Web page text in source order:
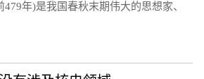
年)是我国春秋末期伟大的思想家、